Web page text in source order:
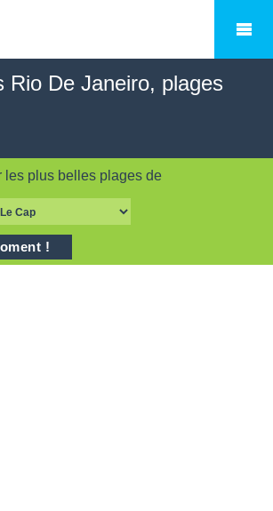
Rio De Janeiro, plages
les plus belles plages de
!